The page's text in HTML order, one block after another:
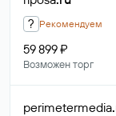
? Рекомендуем
59 899 ₽
Возможен торг
perimetermedia